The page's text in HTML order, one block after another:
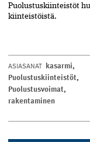
Puolustuskiinteistöt
kiinteistöistä.
ASIASANAT kasarmi,
Puolustuskiinteistöt,
Puolustusvoimat,
rakentaminen